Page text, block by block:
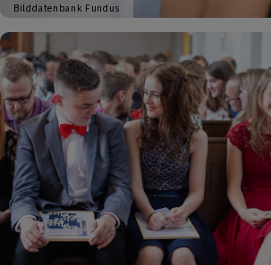
Bilddatenbank Fundus